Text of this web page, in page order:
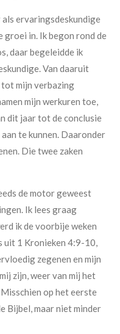
als ervaringsdeskundige
groei in. Ik begon rond de
daar begeleidde ik
Van daaruit
mijn verbazing
mijn werkuren toe,
dit jaar tot de conclusie
te kunnen. Daaronder
Die twee zaken
de motor geweest
Ik lees graag
ik de voorbije weken
uit 1 Kronieken 4:9-10,
zegenen en mijn
zijn, weer van mij het
op het eerste
Bijbel, maar niet minder